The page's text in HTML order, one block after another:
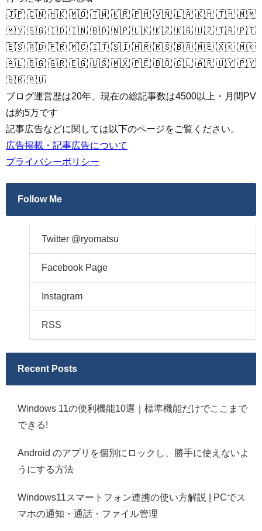
🇯🇵 🇨🇳 🇭🇰 🇲🇴 🇹🇼 🇰🇷 🇵🇭 🇻🇳 🇱🇦 🇰🇭 🇹🇭 🇲🇲
🇲🇾 🇸🇬 🇮🇩 🇮🇳 🇧🇩 🇳🇵 🇱🇰 🇰🇿 🇰🇬 🇺🇿 🇹🇷 🇵🇹
🇪🇸 🇦🇩 🇫🇷 🇲🇨 🇮🇹 🇸🇮 🇭🇷 🇷🇸 🇧🇦 🇲🇪 🇽🇰 🇲🇰
🇦🇱 🇧🇬 🇬🇷 🇪🇬 🇺🇸 🇲🇽 🇵🇪 🇧🇴 🇨🇱 🇦🇷 🇺🇾 🇵🇾
🇧🇷 🇦🇺
ブログ運営歴は20年、現在の総記事数は4500以上・月間PV
は約5万です
記事広告などに関しては以下のページをご覧ください。
広告掲載・記事広告について
プライバシーポリシー
Follow Me
Twitter @ryomatsu
Facebook Page
Instagram
RSS
Recent Posts
Windows 11の便利機能10選｜標準機能だけでここまで
できる!
Android のアプリを個別にロックし、勝手に使えないよ
うにする方法
Windows11スマートフォン連携の使い方解説 | PCでス
マホの通知・通話・ファイル管理